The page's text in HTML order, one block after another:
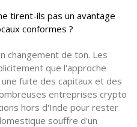
tirent-ils pas un avantage
conformes ?
changement de ton. Les
que l'approche
fuite des capitaux et des
entreprises crypto
hors d'Inde pour rester
souffre d'un